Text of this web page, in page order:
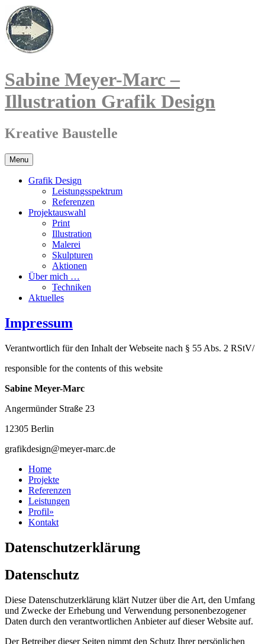
Sabine Meyer-Marc –
Illustration Grafik Design
Kreative Baustelle
Menu
Grafik Design
Leistungsspektrum
Referenzen
Projektauswahl
Print
Illustration
Malerei
Skulpturen
Aktionen
Über mich …
Techniken
Aktuelles
Impressum
Verantwortlich für den Inhalt der Webseite nach § 55 Abs. 2 RStV/
responsible for the contents of this website
Sabine Meyer-Marc
Angermünder Straße 23
12305 Berlin
grafikdesign@meyer-marc.de
Home
Projekte
Referenzen
Leistungen
Profil»
Kontakt
Datenschutzerklärung
Datenschutz
Diese Datenschutzerklärung klärt Nutzer über die Art, den Umfang
und Zwecke der Erhebung und Verwendung personenbezogener
Daten durch den verantwortlichen Anbieter auf dieser Website auf.
Der Betreiber dieser Seiten nimmt den Schutz Ihrer persönlichen